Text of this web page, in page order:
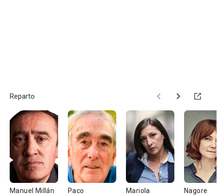
Reparto
Manuel Millán
Paco
Mariola
Nagore